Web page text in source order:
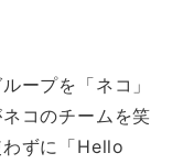
ープを「ネコ」
コのチームを笑
ずに「Hello